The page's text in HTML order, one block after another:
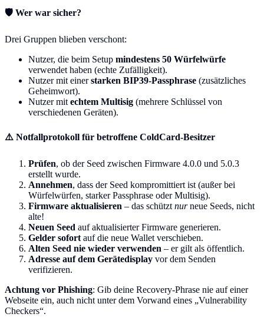
🛡️ Wer war sicher?
Drei Gruppen blieben verschont:
Nutzer, die beim Setup mindestens 50 Würfelwürfe
verwendet haben (echte Zufälligkeit).
Nutzer mit einerstarken BIP39-Passphrase (zusätzliches
Geheimwort).
Nutzer mit echtem Multisig (mehrere Schlüssel von
verschiedenen Geräten).
⚠️ Notfallprotokoll für betroffene ColdCard-Besitzer
Prüfen, ob der Seed zwischen Firmware 4.0.0 und 5.0.3
erstellt wurde.
Annehmen, dass der Seed kompromittiert ist (außer bei
Würfelwürfen, starker Passphrase oder Multisig).
Firmware aktualisieren – das schütztnurneue Seeds, nicht
alte!
Neuen Seed auf aktualisierter Firmware generieren.
Gelder sofortauf die neue Wallet verschieben.
Alten Seed nie wieder verwenden – er gilt als öffentlich.
Adresse auf dem Gerätedisplay vor dem Senden
verifizieren.
Achtung vor Phishing: Gib deine Recovery-Phrase nie auf einer
Webseite ein, auch nicht unter dem Vorwand eines „Vulnerability
Checkers“.